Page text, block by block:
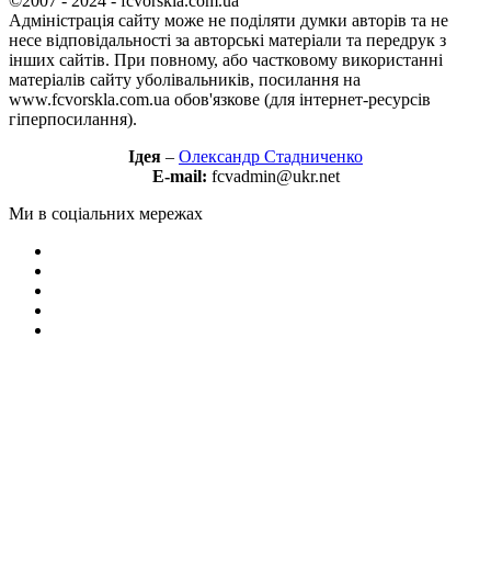
Адміністрація сайту може не поділяти думки авторів та не
несе відповідальності за авторські матеріали та передрук з
інших сайтів. При повному, або частковому використанні
матеріалів сайту уболівальників, посилання на
www.fcvorskla.com.ua обов'язкове (для інтернет-ресурсів
гіперпосилання).
Ідея – Олександр Стадниченко
E-mail: fcvadmin@ukr.net
Ми в соціальних мережах